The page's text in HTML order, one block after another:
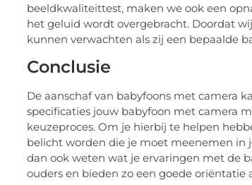
beeldkwaliteittest, maken we ook een
het geluid wordt overgebracht. Doordat
kunnen verwachten als zij een bepaalde
Conclusie
De aanschaf van babyfoons met camera
specificaties jouw babyfoon met camera
keuzeproces. Om je hierbij te helpen
belicht worden die je moet meenemen in
dan ook weten wat je ervaringen met de
ouders en bieden zo een goede oriëntatie